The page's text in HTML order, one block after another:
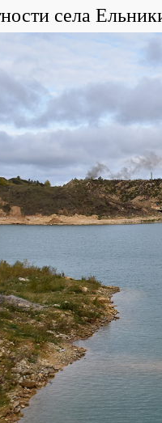
села
села Ельники
притоками р. Мокша в её
половодье, и, в свою
и хвойные леса,
(11)